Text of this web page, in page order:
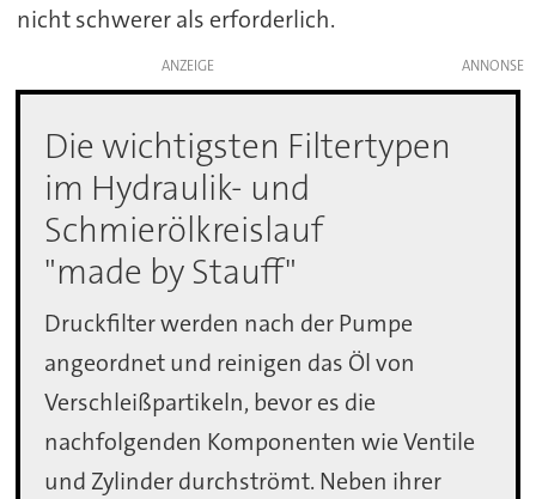
nicht schwerer als erforderlich.
ANZEIGE
Die wichtigsten Filtertypen
im Hydraulik- und
Schmierölkreislauf
"made by Stauff"
Druckfilter werden nach der Pumpe
angeordnet und reinigen das Öl von
Verschleißpartikeln, bevor es die
nachfolgenden Komponenten wie Ventile
und Zylinder durchströmt. Neben ihrer